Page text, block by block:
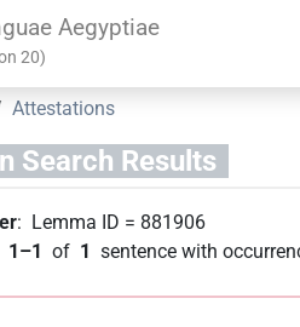
Aegyptiae
20)
Attestations
Search Results
: Lemma ID = 881906
1–1 of 1 sentence with